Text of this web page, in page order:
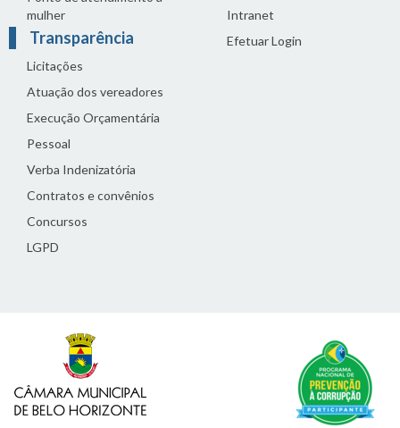
mulher
Transparência
Licitações
Atuação dos vereadores
Execução Orçamentária
Pessoal
Verba Indenizatória
Contratos e convênios
Concursos
LGPD
Intranet
Efetuar Login